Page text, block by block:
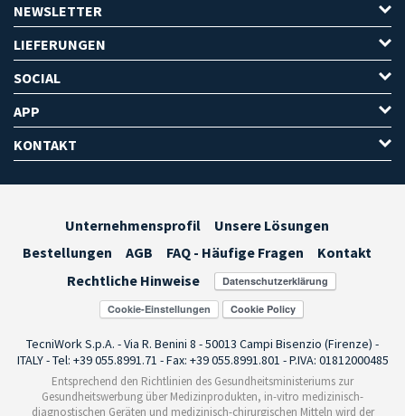
NEWSLETTER
LIEFERUNGEN
SOCIAL
APP
KONTAKT
Unternehmensprofil
Unsere Lösungen
Bestellungen
AGB FAQ - Häufige Fragen
Kontakt
Rechtliche Hinweise
Cookie-Einstellungen
TecniWork S.p.A. - Via R. Benini 8 - 50013 Campi Bisenzio (Firenze) -
ITALY - Tel: +39 055.8991.71 - Fax: +39 055.8991.801 - P.IVA: 01812000485
Entsprechend den Richtlinien des Gesundheitsministeriums zur
Gesundheitswerbung über Medizinprodukten, in-vitro medizinisch-
diagnostischen Geräten und medizinisch-chirurgischen Mitteln wird der